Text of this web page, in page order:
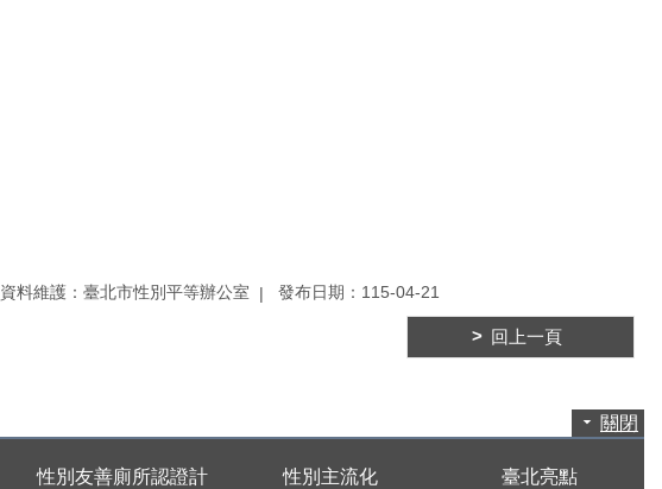
資料維護：臺北市性別平等辦公室 發布日期：115-04-21
回上一頁
關閉
性別友善廁所認證計
性別主流化 臺北亮點